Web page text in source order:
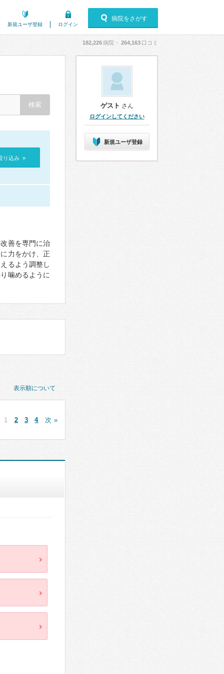
新規ユーザ登録 ログイン
病院をさがす
182,226病院・ 264,163 口コミ
り込み »
善を専門に治
力をかけ、正
るよう調整し
噛めるように
表示順について
1 2 3 4 次 »
ゲスト さん
ログインしてください
新規ユーザ登録